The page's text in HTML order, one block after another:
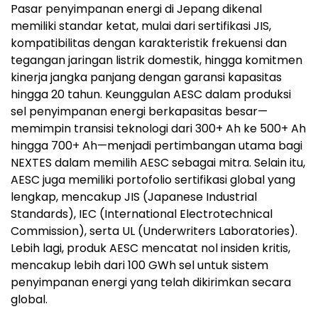
Pasar penyimpanan energi di Jepang dikenal
memiliki standar ketat, mulai dari sertifikasi JIS,
kompatibilitas dengan karakteristik frekuensi dan
tegangan jaringan listrik domestik, hingga komitmen
kinerja jangka panjang dengan garansi kapasitas
hingga 20 tahun. Keunggulan AESC dalam produksi
sel penyimpanan energi berkapasitas besar—
memimpin transisi teknologi dari 300+ Ah ke 500+ Ah
hingga 700+ Ah—menjadi pertimbangan utama bagi
NEXTES dalam memilih AESC sebagai mitra. Selain itu,
AESC juga memiliki portofolio sertifikasi global yang
lengkap, mencakup JIS (Japanese Industrial
Standards), IEC (International Electrotechnical
Commission), serta UL (Underwriters Laboratories).
Lebih lagi, produk AESC mencatat nol insiden kritis,
mencakup lebih dari 100 GWh sel untuk sistem
penyimpanan energi yang telah dikirimkan secara
global.